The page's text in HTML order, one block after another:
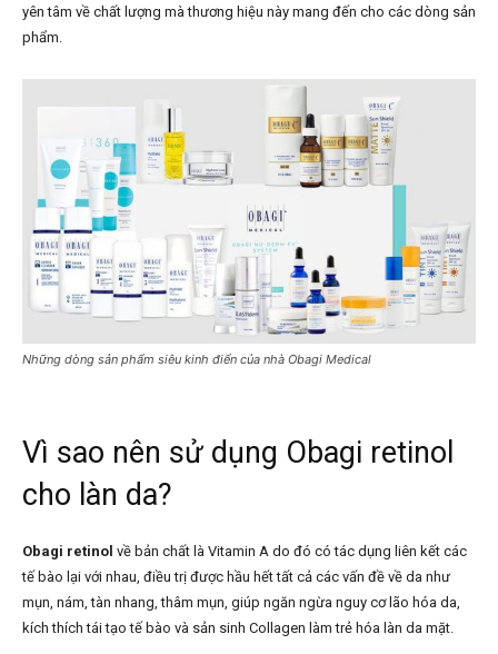
yên tâm về chất lượng mà thương hiệu này mang đến cho các dòng sản
phẩm.
Những dòng sản phẩm siêu kinh điển của nhà Obagi Medical
Vì sao nên sử dụng Obagi retinol
cho làn da?
Obagi retinol về bản chất là Vitamin A do đó có tác dụng liên kết các
tế bào lại với nhau, điều trị được hầu hết tất cả các vấn đề về da như
mụn, nám, tàn nhang, thâm mụn, giúp ngăn ngừa nguy cơ lão hóa da,
kích thích tái tạo tế bào và sản sinh Collagen làm trẻ hóa làn da mặt.